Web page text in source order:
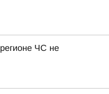
ЧС не